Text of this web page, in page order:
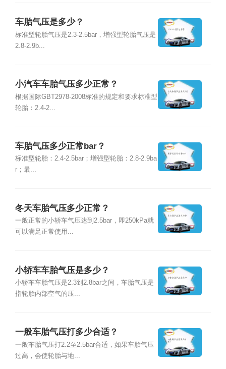
车胎气压是多少？
标准型轮胎气压是2.3-2.5bar，增强型轮胎气压是
2.8-2.9b...
小汽车车胎气压多少正常？
根据国际GBT2978-2008标准的规定和要求标准型
轮胎：2.4-2...
车胎气压多少正常bar？
标准型轮胎：2.4-2.5bar；增强型轮胎：2.8-2.9ba
r；最...
冬天车胎气压多少正常？
一般正常的小轿车气压达到2.5bar，即250kPa就
可以满足正常使用...
小轿车车胎气压是多少？
小轿车车胎气压是2.3到2.8bar之间，车胎气压是
指轮胎内部空气的压...
一般车胎气压打多少合适？
一般车胎气压打2.2至2.5bar合适，如果车胎气压
过高，会使轮胎与地...